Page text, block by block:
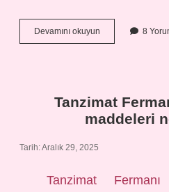
Devamını okuyun
kalmak
8
Tanzimat
maddeleri
Tarih: Aralık 29, 2025
Tanzimat